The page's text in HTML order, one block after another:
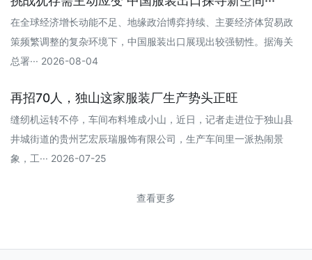
在全球经济增长动能不足、地缘政治博弈持续、主要经济体贸易政
策频繁调整的复杂环境下，中国服装出口展现出较强韧性。据海关
总署··· 2026-08-04
再招70人，独山这家服装厂生产势头正旺
缝纫机运转不停，车间布料堆成小山，近日，记者走进位于独山县
井城街道的贵州艺宏辰瑞服饰有限公司，生产车间里一派热闹景
象，工··· 2026-07-25
查看更多